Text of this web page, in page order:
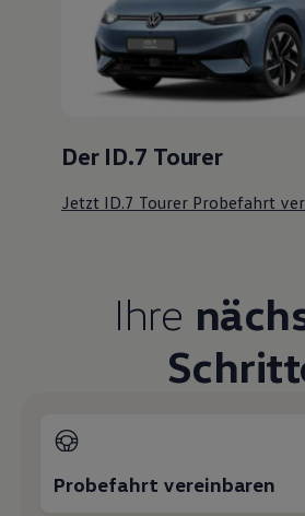
Der ID.7 Tourer
Jetzt ID.7 Tourer Probefahrt
Ihre
Probefahrt vereinbaren